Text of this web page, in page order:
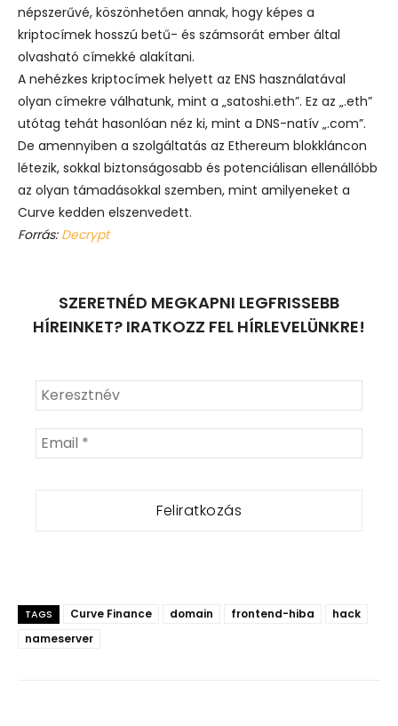
népszerűvé, köszönhetően annak, hogy képes a
kriptocímek hosszú betű- és számsorát ember által
olvasható címekké alakítani.
A nehézkes kriptocímek helyett az ENS használatával
olyan címekre válhatunk, mint a „satoshi.eth”. Ez az „.eth”
utótag tehát hasonlóan néz ki, mint a DNS-natív „.com”.
De amennyiben a szolgáltatás az Ethereum blokkláncon
létezik, sokkal biztonságosabb és potenciálisan ellenállóbb
az olyan támadásokkal szemben, mint amilyeneket a
Curve kedden elszenvedett.
Forrás: Decrypt
SZERETNÉD MEGKAPNI LEGFRISSEBB
HÍREINKET? IRATKOZZ FEL HÍRLEVELÜNKRE!
TAGS Curve Finance domain frontend-hiba
hack
nameserver